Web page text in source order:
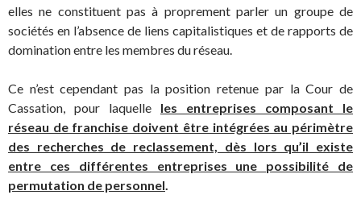
elles ne constituent pas à proprement parler un groupe de
sociétés en l’absence de liens capitalistiques et de rapports de
domination entre les membres du réseau.
Ce n’est cependant pas la position retenue par la Cour de
Cassation, pour laquelle les entreprises composant le
réseau de franchise doivent être intégrées au périmètre
des recherches de reclassement, dès lors qu’il existe
entre ces différentes entreprises une possibilité de
permutation de personnel.